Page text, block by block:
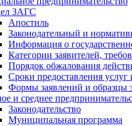
ЗАГС
Апостиль
Законодательный и
Информация о
Категории заявителей,
Порядок обжалования
Сроки предоставления
Формы заявлений и образцы
и среднее
Законодательство
Муниципальная программа